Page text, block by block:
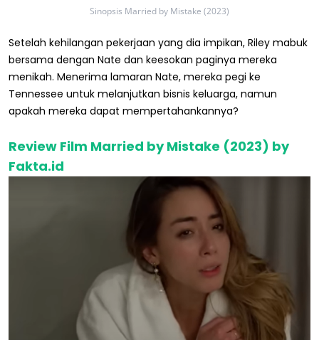
Sinopsis Married by Mistake (2023)
Setelah kehilangan pekerjaan yang dia impikan, Riley mabuk
bersama dengan Nate dan keesokan paginya mereka
menikah. Menerima lamaran Nate, mereka pegi ke
Tennessee untuk melanjutkan bisnis keluarga, namun
apakah mereka dapat mempertahankannya?
Review Film Married by Mistake (2023) by
Fakta.id